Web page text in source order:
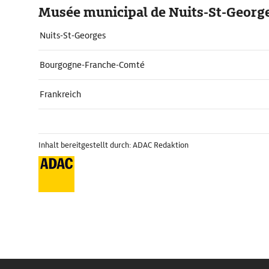
Musée municipal de Nuits-St-
Nuits-St-Georges
Bourgogne-Franche-Comté
Frankreich
Inhalt bereitgestellt durch: ADAC Redaktion